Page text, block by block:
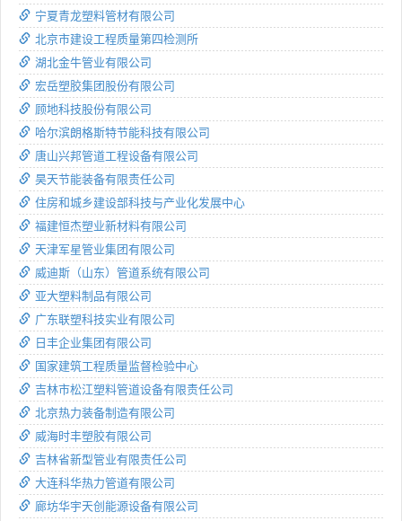
宁夏青龙塑料管材有限公司
北京市建设工程质量第四检测所
湖北金牛管业有限公司
宏岳塑胶集团股份有限公司
顾地科技股份有限公司
哈尔滨朗格斯特节能科技有限公司
唐山兴邦管道工程设备有限公司
昊天节能装备有限责任公司
住房和城乡建设部科技与产业化发展中心
福建恒杰塑业新材料有限公司
天津军星管业集团有限公司
威迪斯（山东）管道系统有限公司
亚大塑料制品有限公司
广东联塑科技实业有限公司
日丰企业集团有限公司
国家建筑工程质量监督检验中心
吉林市松江塑料管道设备有限责任公司
北京热力装备制造有限公司
威海时丰塑胶有限公司
吉林省新型管业有限责任公司
大连科华热力管道有限公司
廊坊华宇天创能源设备有限公司